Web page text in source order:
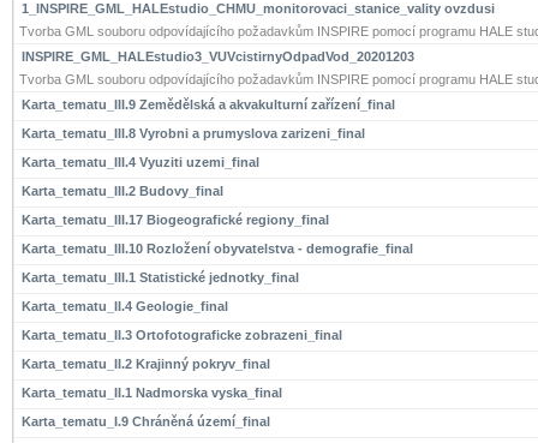
1_INSPIRE_GML_HALEstudio_CHMU_monitorovaci_stanice_vality ovzdusi
Tvorba GML souboru odpovídajícího požadavkům INSPIRE pomocí programu HALE
INSPIRE_GML_HALEstudio3_VUVcistirnyOdpadVod_20201203
Tvorba GML souboru odpovídajícího požadavkům INSPIRE pomocí programu HALE
Karta_tematu_III.9 Zemědělská a akvakulturní zařízení_final
Karta_tematu_III.8 Vyrobni a prumyslova zarizeni_final
Karta_tematu_III.4 Vyuziti uzemi_final
Karta_tematu_III.2 Budovy_final
Karta_tematu_III.17 Biogeografické regiony_final
Karta_tematu_III.10 Rozložení obyvatelstva - demografie_final
Karta_tematu_III.1 Statistické jednotky_final
Karta_tematu_II.4 Geologie_final
Karta_tematu_II.3 Ortofotograficke zobrazeni_final
Karta_tematu_II.2 Krajinný pokryv_final
Karta_tematu_II.1 Nadmorska vyska_final
Karta_tematu_I.9 Chráněná území_final